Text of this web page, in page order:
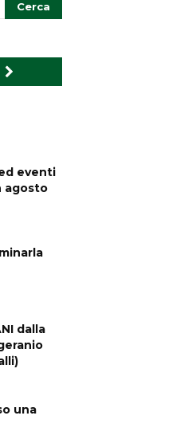
eventi
agosto
dalla
una